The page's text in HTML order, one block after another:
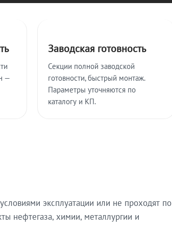
—
Заводская готовность
Секции полной заводской
готовности, быстрый монтаж.
Параметры уточняются по
каталогу и КП.
эксплуатации или не проходят по
нефтегаза, химии, металлургии и